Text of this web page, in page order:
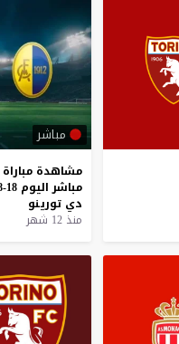
مباشر
مشاهدة مباراة
مباشر اليوم 18-8-2025
دي تورينو
منذ 12 شهر